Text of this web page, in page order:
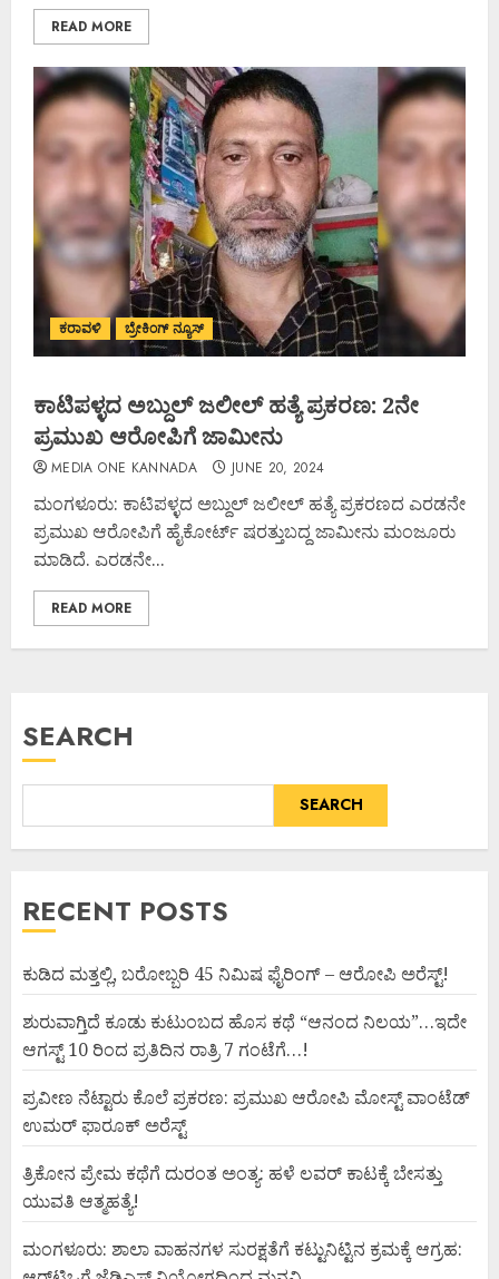
READ MORE
ಕರಾವಳಿ ಬ್ರೇಕಿಂಗ್ ನ್ಯೂಸ್
ಕಾಟಿಪಳ್ಳದ ಅಬ್ದುಲ್ ಜಲೀಲ್ ಹತ್ಯೆ ಪ್ರಕರಣ: 2ನೇ
ಪ್ರಮುಖ ಆರೋಪಿಗೆ ಜಾಮೀನು
MEDIA ONE KANNADA JUNE 20, 2024
ಮಂಗಳೂರು: ಕಾಟಿಪಳ್ಳದ ಅಬ್ದುಲ್ ಜಲೀಲ್ ಹತ್ಯೆ ಪ್ರಕರಣದ ಎರಡನೇ
ಪ್ರಮುಖ ಆರೋಪಿಗೆ ಹೈಕೋರ್ಟ್ ಷರತ್ತುಬದ್ದ ಜಾಮೀನು ಮಂಜೂರು
ಮಾಡಿದೆ. ಎರಡನೇ...
READ MORE
SEARCH
SEARCH
RECENT POSTS
ಕುಡಿದ ಮತ್ತಲ್ಲಿ, ಬರೋಬ್ಬರಿ 45 ನಿಮಿಷ ಫೈರಿಂಗ್ – ಆರೋಪಿ ಅರೆಸ್ಟ್!
ಶುರುವಾಗ್ತಿದೆ ಕೂಡು ಕುಟುಂಬದ ಹೊಸ ಕಥೆ “ಆನಂದ ನಿಲಯ”…ಇದೇ
ಆಗಸ್ಟ್ 10 ರಿಂದ ಪ್ರತಿದಿನ ರಾತ್ರಿ 7 ಗಂಟೆಗೆ…!
ಪ್ರವೀಣ ನೆಟ್ಟಾರು ಕೊಲೆ ಪ್ರಕರಣ: ಪ್ರಮುಖ ಆರೋಪಿ ಮೋಸ್ಟ್ ವಾಂಟೆಡ್
ಉಮರ್ ಫಾರೂಕ್ ಅರೆಸ್ಟ್
ತ್ರಿಕೋನ ಪ್ರೇಮ ಕಥೆಗೆ ದುರಂತ ಅಂತ್ಯ: ಹಳೆ ಲವರ್ ಕಾಟಕ್ಕೆ ಬೇಸತ್ತು
ಯುವತಿ ಆತ್ಮಹತ್ಯೆ!
ಮಂಗಳೂರು: ಶಾಲಾ ವಾಹನಗಳ ಸುರಕ್ಷತೆಗೆ ಕಟ್ಟುನಿಟ್ಟಿನ ಕ್ರಮಕ್ಕೆ ಆಗ್ರಹ: